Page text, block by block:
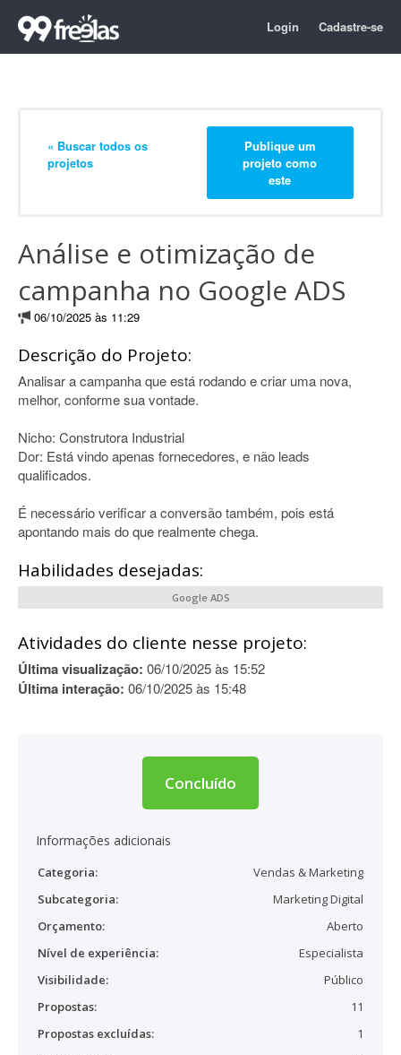
Login Cadastre-se
« Buscar todos os
projetos
Publique um
projeto como
este
Análise e otimização de
campanha no Google ADS
06/10/2025 às 11:29
Descrição do Projeto:
Analisar a campanha que está rodando e criar uma nova,
melhor, conforme sua vontade.
Nicho: Construtora Industrial
Dor: Está vindo apenas fornecedores, e não leads
qualificados.
É necessário verificar a conversão também, pois está
apontando mais do que realmente chega.
Habilidades desejadas:
Google ADS
Atividades do cliente nesse projeto:
Última visualização: 06/10/2025 às 15:52
Última interação: 06/10/2025 às 15:48
Concluído
Informações adicionais
Categoria:
Vendas & Marketing
Subcategoria:
Marketing Digital
Orçamento:
Aberto
Nível de experiência:
Especialista
Visibilidade:
Público
Propostas:
11
Propostas excluídas:
1